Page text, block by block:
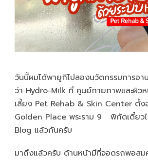
วันนี้ผมได้พายูกิไปลองนวัตกรรมการอา
ว่า Hydro-Milk ที่ ศูนย์กายภาพและผิว
เลี้ยง Pet Rehab & Skin Center ตั้ง
Golden Place พระราม 9 พิกัดเดี๋ยว
Blog แล้วกันครับ
มาถึงแล้วครับ ด้านหน้ามีที่จอดรถพอสม